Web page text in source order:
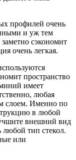
профилей очень
и уж тем
сэкономит
очень легкая.
пространство
имеет
любая
слоем. Именно по
в любой
внешний вид
любой тип стекол.
или